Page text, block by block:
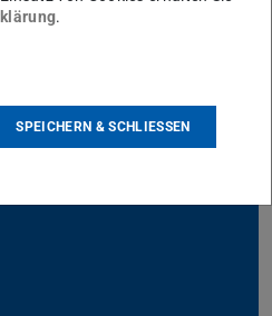
.
SPEICHERN & SCHLIESSEN